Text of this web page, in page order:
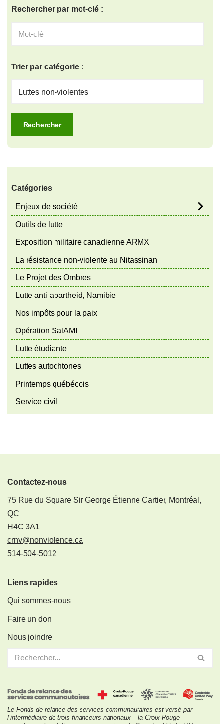
Rechercher par mot-clé :
Trier par catégorie :
Catégories
Enjeux de société
Outils de lutte
Exposition militaire canadienne ARMX
La résistance non-violente au Nitassinan
Le Projet des Ombres
Lutte anti-apartheid, Namibie
Nos impôts pour la paix
Opération SalAMI
Lutte étudiante
Luttes autochtones
Printemps québécois
Service civil
Contactez-nous
75 Rue du Square Sir George Étienne Cartier, Montréal,
QC
H4C 3A1
crnv@nonviolence.ca
514-504-5012
Liens rapides
Qui sommes-nous
Faire un don
Nous joindre
Le Fonds de relance des services communautaires est versé par
l’intermédiaire de trois financeurs nationaux – la Croix-Rouge